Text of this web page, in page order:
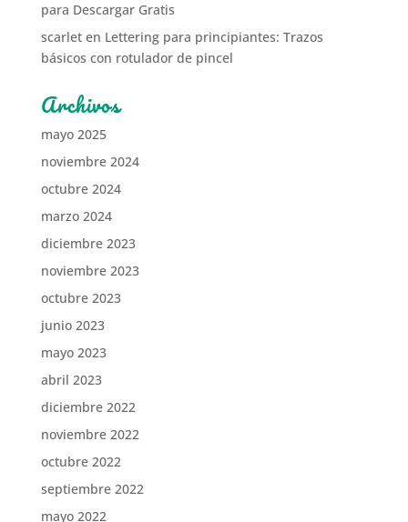
para Descargar Gratis
scarleten Lettering para principiantes: Trazos
básicos con rotulador de pincel
Archivos
mayo 2025
noviembre 2024
octubre 2024
marzo 2024
diciembre 2023
noviembre 2023
octubre 2023
junio 2023
mayo 2023
abril 2023
diciembre 2022
noviembre 2022
octubre 2022
septiembre 2022
mayo 2022